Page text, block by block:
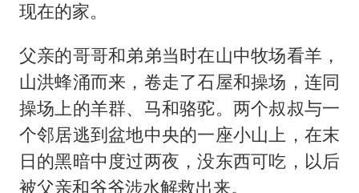
现在的家。
父亲的哥哥和弟弟当时在山中牧场看羊，
山洪蜂涌而来，卷走了石屋和操场，连同
操场上的羊群、马和骆驼。两个叔叔与一
个邻居逃到盆地中央的一座小山上，在末
日的黑暗中度过两夜，没东西可吃，以后
被父亲和爷爷涉水解救出来。